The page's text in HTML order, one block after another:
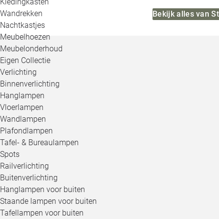
Wandrekken
Nachtkastjes
Meubelhoezen
Meubelonderhoud
Eigen Collectie
Verlichting
Binnenverlichting
Hanglampen
Vloerlampen
Wandlampen
Plafondlampen
Tafel- & Bureaulampen
Spots
Railverlichting
Buitenverlichting
Hanglampen voor buiten
Staande lampen voor buiten
Tafellampen voor buiten
Bekijk alles van